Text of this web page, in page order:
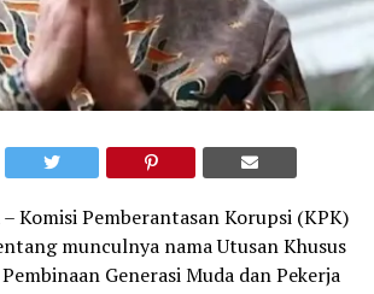
Komisi Pemberantasan Korupsi (KPK)
munculnya nama Utusan Khusus
Generasi Muda dan Pekerja